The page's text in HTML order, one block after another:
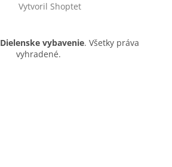
Vytvoril Shoptet
Dielenske vybavenie. Všetky práva
vyhradené.